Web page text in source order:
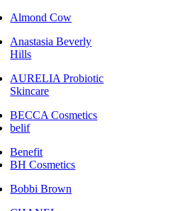
Almond Cow
Anastasia Beverly
Hills
AURELIA Probiotic
Skincare
BECCA Cosmetics
belif
Benefit
BH Cosmetics
Bobbi Brown